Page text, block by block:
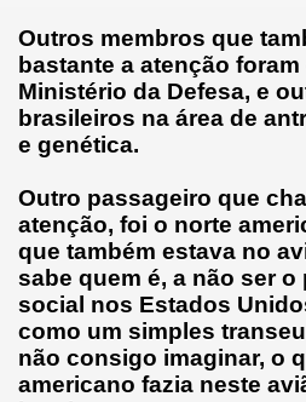
Outros membros que
bastante a atenção
Ministério da Defesa, e
brasileiros na área de
e genética.
Outro passageiro que
atenção, foi o norte
que também estava no
sabe quem é, a não ser
social nos Estados
como um simples
não consigo imaginar, o
americano fazia neste